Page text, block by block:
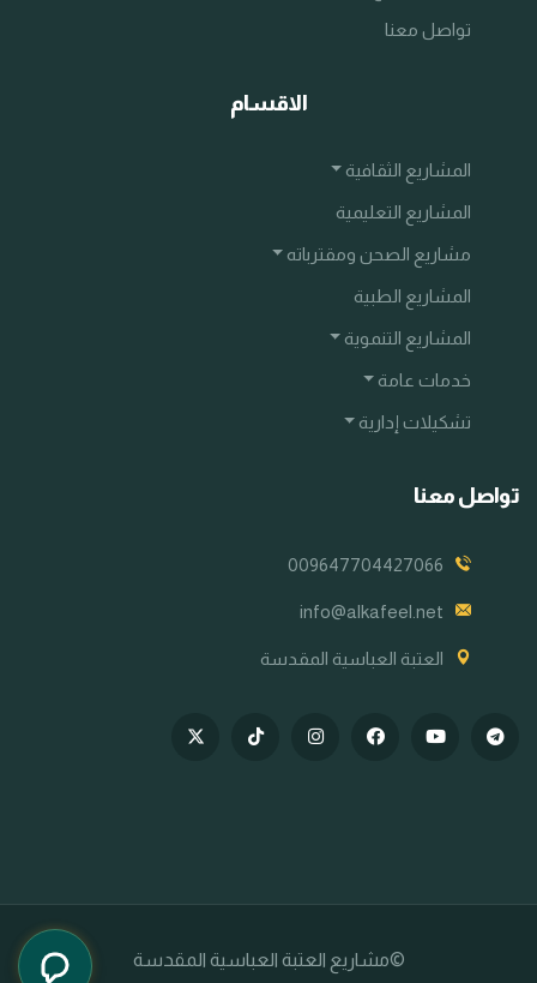
تواصل معنا
الاقسام
المشاريع الثقافية
المشاريع التعليمية
مشاريع الصحن ومقترباته
المشاريع الطبية
المشاريع التنموية
خدمات عامة
تشكيلات إدارية
تواصل معنا
009647704427066
info@alkafeel.net
العتبة العباسية المقدسة
©مشاريع العتبة العباسية المقدسة